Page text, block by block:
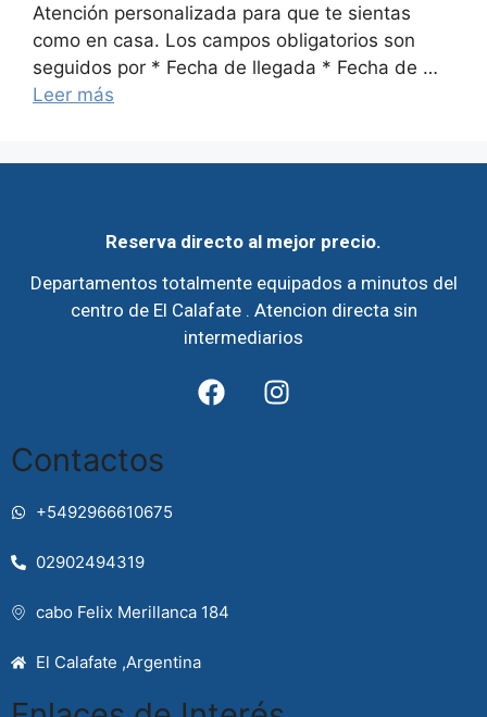
Atención personalizada para que te sientas
como en casa. Los campos obligatorios son
seguidos por * Fecha de llegada * Fecha de …
Leer más
Reserva directo al mejor precio.
Departamentos totalmente equipados a minutos del
centro de El Calafate . Atencion directa sin
intermediarios
Contactos
+5492966610675
02902494319
cabo Felix Merillanca 184
El Calafate ,Argentina